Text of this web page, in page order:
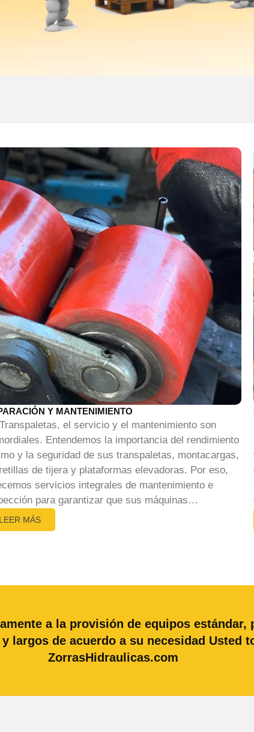
Y MANTENIMIENTO
el servicio y el mantenimiento son
Entendemos la importancia del rendimiento
y la seguridad de sus transpaletas, montacargas,
de tijera y plataformas elevadoras. Por eso,
servicios integrales de mantenimiento e
para garantizar que sus máquinas…
LEER MÁS
a la provisión de equipos
largos de acuerdo a su necesidad Usted
ZorrasHidraulicas.com